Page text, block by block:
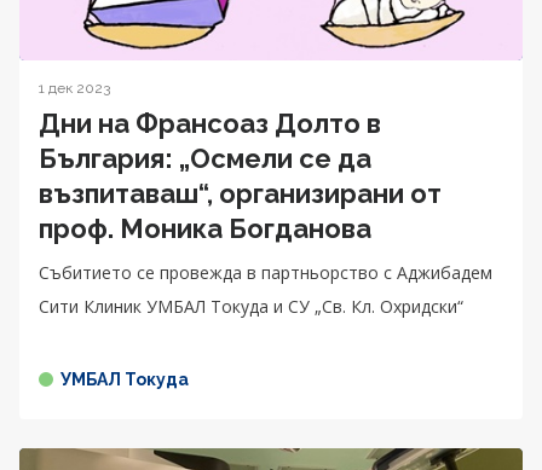
1 дек 2023
Дни на Франсоаз Долто в
България: „Осмели се да
възпитаваш“, организирани от
проф. Моника Богданова
Събитието се провежда в партньорство с Аджибадем
Сити Клиник УМБАЛ Токуда и СУ „Св. Кл. Охридски“
УМБАЛ Токуда